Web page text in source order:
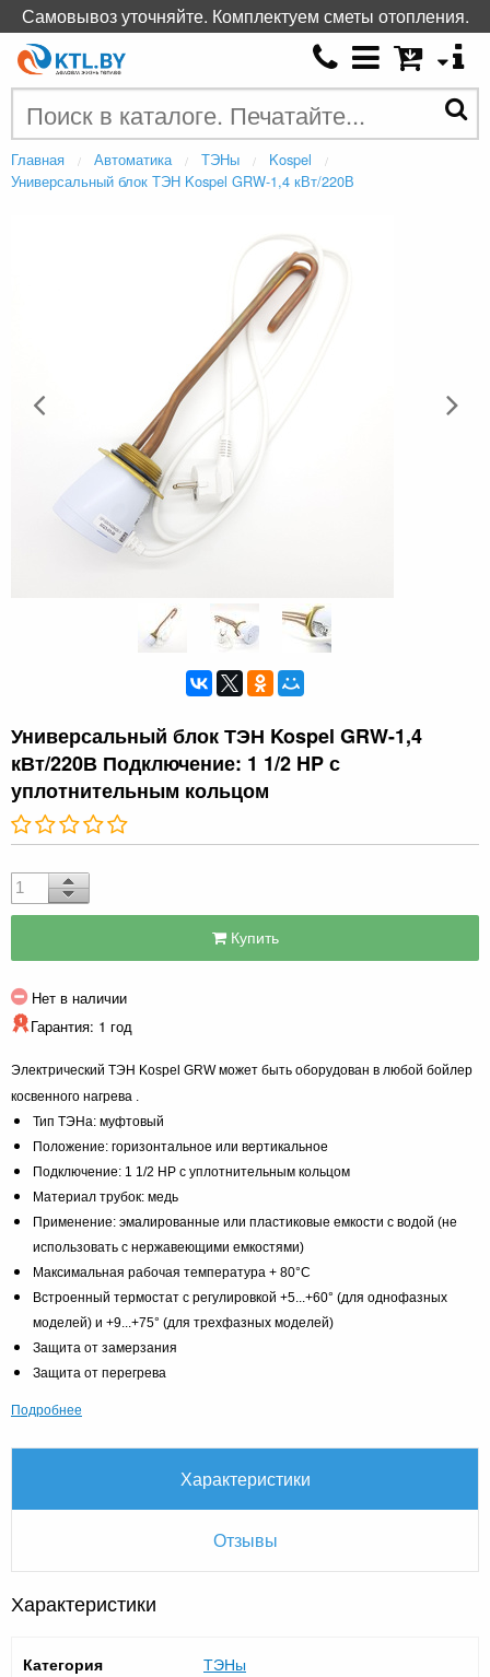
Главная Автоматика ТЭНы
Kospel
Универсальный блок ТЭН Kospel GRW-1,4 кВт/220В
Универсальный блок ТЭН Kospel GRW-1,4
кВт/220В Подключение: 1 1/2 HP с
уплотнительным кольцом
Купить
Нет в наличии
Гарантия: 1 год
Электрический ТЭН Kospel GRW может быть оборудован в любой бойлер
косвенного нагрева .
Тип ТЭНа: муфтовый
Положение: горизонтальное или вертикальное
Подключение: 1 1/2 HP с уплотнительным кольцом
Материал трубок: медь
Применение: эмалированные или пластиковые емкости с водой (не
использовать с нержавеющими емкостями)
Максимальная рабочая температура + 80°С
Встроенный термостат с регулировкой +5...+60° (для однофазных
моделей) и +9...+75° (для трехфазных моделей)
Защита от замерзания
Защита от перегрева
Подробнее
Характеристики
Отзывы
Характеристики
Категория ТЭНы
Самовывоз уточняйте. Комплектуем сметы отопления.